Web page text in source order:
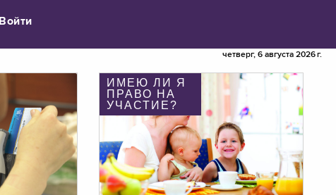
Войти
четверг, 6 августа 2026 г.
ИМЕЮ ЛИ Я
ПРАВО НА
УЧАСТИЕ?